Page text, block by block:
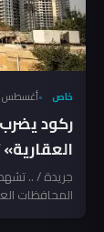
خاص أغسطس 9, 2026
ركود
جريدة / ..
المحافظات